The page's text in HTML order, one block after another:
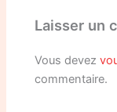
Laisser un
Vous devez
commentaire.